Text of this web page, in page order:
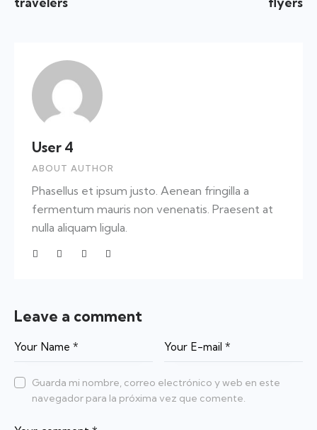
User 4
ABOUT AUTHOR
Phasellus et ipsum justo. Aenean fringilla a
fermentum mauris non venenatis. Praesent at
nulla aliquam ligula.
Leave a comment
Guarda mi nombre, correo electrónico y web en este
navegador para la próxima vez que comente.